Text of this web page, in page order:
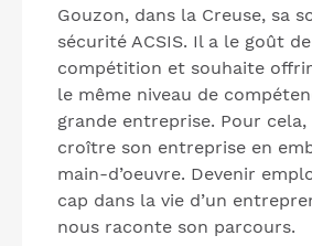
Gouzon, dans la Creuse, sa
sécurité ACSIS. Il a le goût
compétition et souhaite
le même niveau de
grande entreprise. Pour
croître son entreprise en
main-d’oeuvre. Devenir
cap dans la vie d’un
nous raconte son parcours.